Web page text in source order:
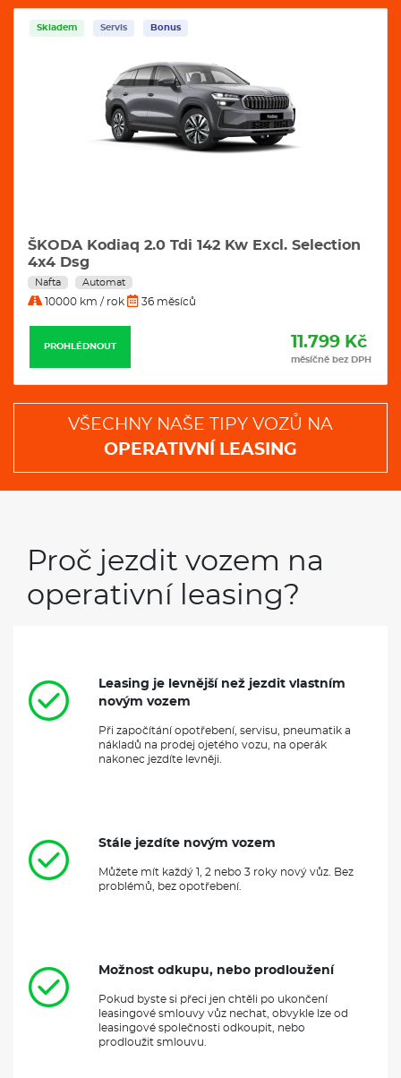
Skladem Servis Bonus
ŠKODA Kodiaq 2.0 Tdi 142 Kw Excl. Selection
4x4 Dsg
Nafta Automat
10000 km / rok 36 měsíců
PROHLÉDNOUT 11.799 Kč
měsíčně bez DPH
VŠECHNY NAŠE TIPY VOZŮ NA
OPERATIVNÍ LEASING
Proč jezdit vozem na
operativní leasing?
Leasing je levnější než jezdit vlastním
novým vozem
Při započítání opotřebení, servisu, pneumatik a
nákladů na prodej ojetého vozu, na operák
nakonec jezdíte levněji.
Stále jezdíte novým vozem
Můžete mít každý 1, 2 nebo 3 roky nový vůz. Bez
problémů, bez opotřebení.
Možnost odkupu, nebo prodloužení
Pokud byste si přeci jen chtěli po ukončení
leasingové smlouvy vůz nechat, obvykle lze od
leasingové společnosti odkoupit, nebo
prodloužit smlouvu.